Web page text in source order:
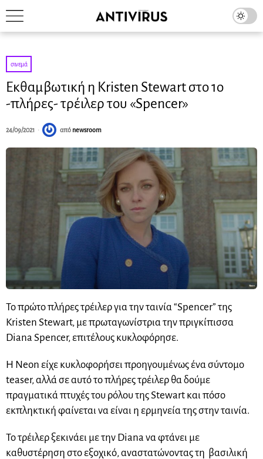
σινεμά
Εκθαμβωτική η Kristen Stewart στο 1ο
-πλήρες- τρέιλερ του «Spencer»
24/09/2021 από newsroom
Το πρώτο πλήρες τρέιλερ για την ταινία “Spencer” της
Kristen Stewart, με πρωταγωνίστρια την πριγκίπισσα
Diana Spencer, επιτέλους κυκλοφόρησε.
Η Neon είχε κυκλοφορήσει προηγουμένως ένα σύντομο
teaser, αλλά σε αυτό το πλήρες τρέιλερ θα δούμε
πραγματικά πτυχές του ρόλου της Stewart και πόσο
εκπληκτική φαίνεται να είναι η ερμηνεία της στην ταινία.
Το τρέιλερ ξεκινάει με την Diana να φτάνει με
καθυστέρηση στο εξοχικό, αναστατώνοντας τη βασιλική